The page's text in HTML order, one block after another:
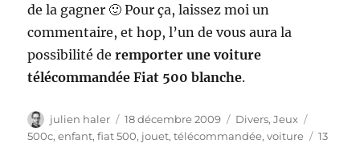
de la gagner 🙂 Pour ça, laissez moi un
commentaire, et hop, l’un de vous aura la
possibilité deremporter une voiture
télécommandée Fiat 500 blanche.
Auteur
julien haler
Publié
le
18 décembre 2009 Catégories
Divers,Jeux
500c,enfant,fiat 500, jouet,télécommandée,voiture
13